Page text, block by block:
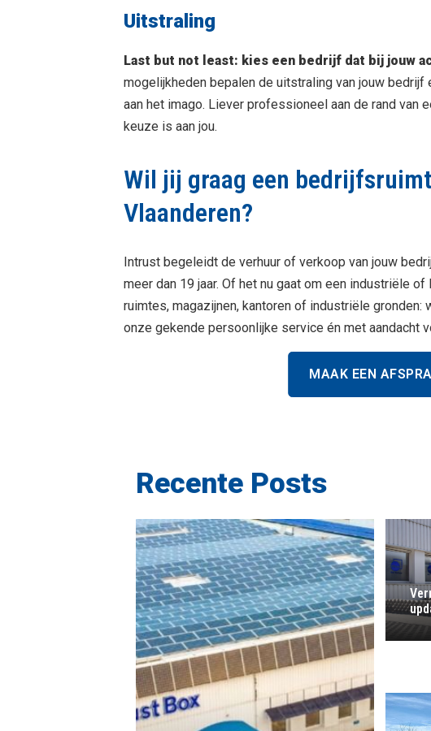
Uitstraling
Last but not least: kies een bedrijf dat bij jouw
mogelijkheden bepalen de uitstraling van jouw bedrijf
aan het imago. Liever professioneel aan de rand van
keuze is aan jou.
Wil jij graag een
Vlaanderen?
Intrust begeleidt de verhuur of verkoop van jouw
meer dan 19 jaar. Of het nu gaat om een industriële
ruimtes, magazijnen, kantoren of industriële gronden:
onze gekende persoonlijke service én met aandacht
MAAK EEN
Recente Posts